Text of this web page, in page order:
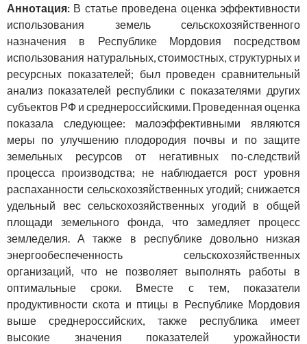
Аннотация: В статье проведена оценка эффективности
использования земель сельскохозяйственного
назначения в Республике Мордовия посредством
использования натуральных, стоимостных, структурных и
ресурсных показателей; был проведен сравнительный
анализ показателей республики с показателями других
субъектов РФ и среднероссийскими. Проведенная оценка
показала следующее: малоэффективными являются
меры по улучшению плодородия почвы и по защите
земельных ресурсов от негативных по-следствий
процесса производства; не наблюдается рост уровня
распаханности сельскохозяйственных угодий; снижается
удельный вес сельскохозяйственных угодий в общей
площади земельного фонда, что замедляет процесс
земледелия. А также в республике довольно низкая
энергообеспеченность сельскохозяйственных
организаций, что не позволяет выполнять работы в
оптимальные сроки. Вместе с тем, показатели
продуктивности скота и птицы в Республике Мордовия
выше среднероссийских, также республика имеет
высокие значения показателей урожайности